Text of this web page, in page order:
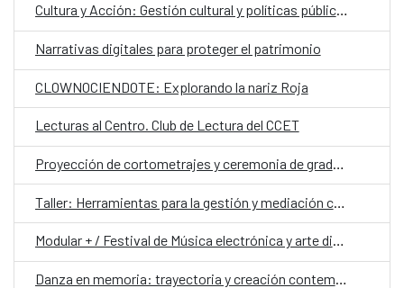
Cultura y Acción: Gestión cultural y políticas públicas para el desarrollo local
Narrativas digitales para proteger el patrimonio
CLOWNOCIENDOTE: Explorando la nariz Roja
Lecturas al Centro. Club de Lectura del CCET
Proyección de cortometrajes y ceremonia de graduación de la Escuela de Cine Una Mirada Propia (UMP)
Taller: Herramientas para la gestión y mediación cultural
Modular + / Festival de Música electrónica y arte digital
Danza en memoria: trayectoria y creación contemporáneaDanza en memoria: trayectoria y creación contemporánea